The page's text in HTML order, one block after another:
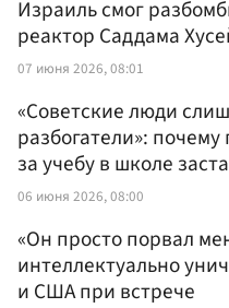
Израиль смог
реактор Саддама
07 июня 2026, 08:01
«Советские люди
разбогатели»:
за учебу в школе
06 июня 2026, 08:00
«Он просто порвал
интеллектуально
и США при встрече